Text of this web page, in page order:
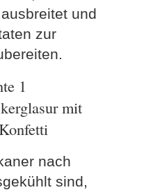
und
zur
1
mit
nach
sind,